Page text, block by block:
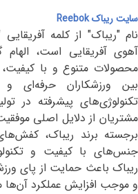
سایت ریباکReebok
نام "ریباک" از کلمه آفریقایی
آهوی آفریقایی است،
محصولات متنوع و با
بین ورزشکاران حرفه‌ای
تکنولوژی‌های پیشرفته در
مشتریان از دلایل اصلی
برجسته برند ریباک،
جنس‌های با کیفیت و
ریباک باعث حمایت از پای
و موجب افزایش عملکرد